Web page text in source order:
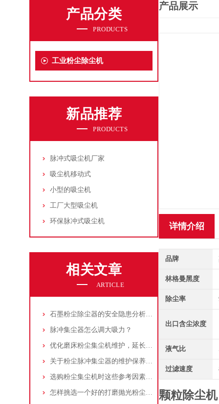
产品分类
PRODUCTS
工业粉尘除尘机
新品推荐
PRODUCTS
脉冲式吸尘机厂家
吸尘机移动式
小型的吸尘机
工厂大型吸尘机
环保脉冲式吸尘机
相关文章
ARTICLE
石墨粉尘除尘器的安全隐患分析及应对措施
脉冲集尘器怎么调大吸力？
优化磨床粉尘集尘机维护，延长设备寿命
关于粉尘脉冲集尘器的维护保养问题
选购粉尘集尘机时这些参考因素很重要！
怎样挑选一个好的打磨抛光粉尘吸尘器
产品展示
详情介绍
品牌
林格曼黑度
除尘率
出口含尘浓度
液气比
过滤速度
颗粒除尘机